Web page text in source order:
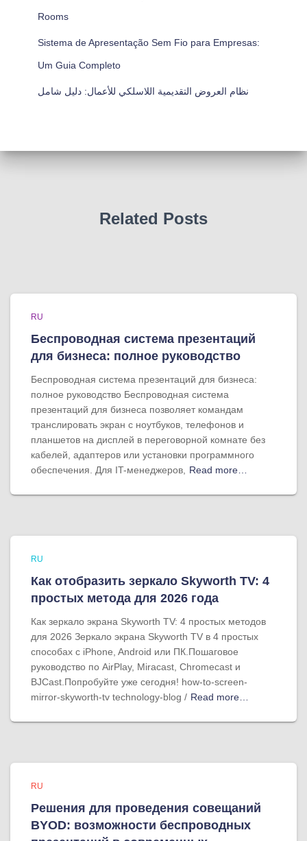
Rooms
Sistema de Apresentação Sem Fio para Empresas:
Um Guia Completo
نظام العروض التقديمية اللاسلكي للأعمال: دليل شامل
Related Posts
RU
Беспроводная система презентаций
для бизнеса: полное руководство
Беспроводная система презентаций для бизнеса:
полное руководство Беспроводная система
презентаций для бизнеса позволяет командам
транслировать экран с ноутбуков, телефонов и
планшетов на дисплей в переговорной комнате без
кабелей, адаптеров или установки программного
обеспечения. Для IT-менеджеров,
Read more…
RU
Как отобразить зеркало Skyworth TV: 4
простых метода для 2026 года
Как зеркало экрана Skyworth TV: 4 простых методов
для 2026 Зеркало экрана Skyworth TV в 4 простых
способах с iPhone, Android или ПК.Пошаговое
руководство по AirPlay, Miracast, Chromecast и
BJCast.Попробуйте уже сегодня! how-to-screen-
mirror-skyworth-tv technology-blog / Read more…
RU
Решения для проведения совещаний
BYOD: возможности беспроводных